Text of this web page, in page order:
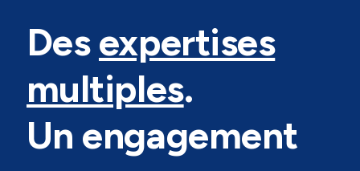
Desexpertises
multiples.
Un engagement